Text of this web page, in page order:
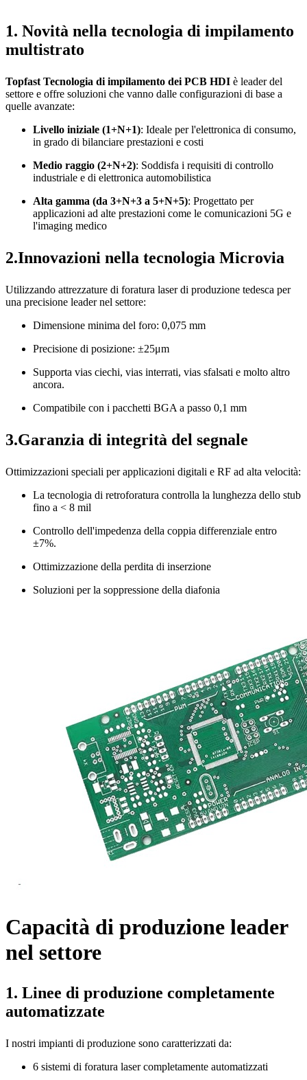
1. Novità nella tecnologia di impilamento
multistrato
Topfast Tecnologia di impilamento dei PCB HDI è leader del
settore e offre soluzioni che vanno dalle configurazioni di base a
quelle avanzate:
Livello iniziale (1+N+1): Ideale per l'elettronica di consumo,
in grado di bilanciare prestazioni e costi
Medio raggio (2+N+2): Soddisfa i requisiti di controllo
industriale e di elettronica automobilistica
Alta gamma (da 3+N+3 a 5+N+5): Progettato per
applicazioni ad alte prestazioni come le comunicazioni 5G e
l'imaging medico
2.Innovazioni nella tecnologia Microvia
Utilizzando attrezzature di foratura laser di produzione tedesca per
una precisione leader nel settore:
Dimensione minima del foro: 0,075 mm
Precisione di posizione: ±25μm
Supporta vias ciechi, vias interrati, vias sfalsati e molto altro
ancora.
Compatibile con i pacchetti BGA a passo 0,1 mm
3.Garanzia di integrità del segnale
Ottimizzazioni speciali per applicazioni digitali e RF ad alta velocità:
La tecnologia di retroforatura controlla la lunghezza dello stub
fino a < 8 mil
Controllo dell'impedenza della coppia differenziale entro
±7%.
Ottimizzazione della perdita di inserzione
Soluzioni per la soppressione della diafonia
Capacità di produzione leader
nel settore
1. Linee di produzione completamente
automatizzate
I nostri impianti di produzione sono caratterizzati da:
6 sistemi di foratura laser completamente automatizzati